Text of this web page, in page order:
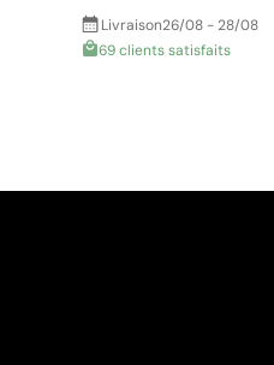
Livraison26/08 - 28/08
69 clients satisfaits